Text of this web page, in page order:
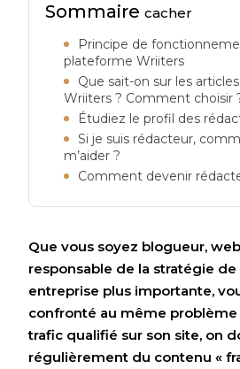
Sommairecacher
Principe de
plateforme Wriiters
Que sait-on sur les
Wriiters ? Comment choisir
Étudiez le profil des
Si je suis rédacteur,
m’aider ?
Comment devenir
Que vous soyez blogueur,
responsable de la stratégie de
entreprise plus importante,
confronté au même problème
trafic qualifié sur son site, on
régulièrement du contenu «